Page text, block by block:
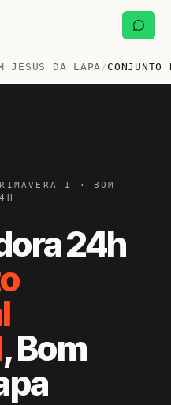
JESUS DA LAPA /
I · BOM
24h
, Bom